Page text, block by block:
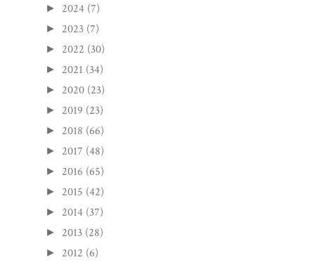
► 2024 (7)
► 2023 (7)
► 2022 (30)
► 2021 (34)
► 2020 (23)
► 2019 (23)
► 2018 (66)
► 2017 (48)
► 2016 (65)
► 2015 (42)
► 2014 (37)
► 2013 (28)
► 2012 (6)